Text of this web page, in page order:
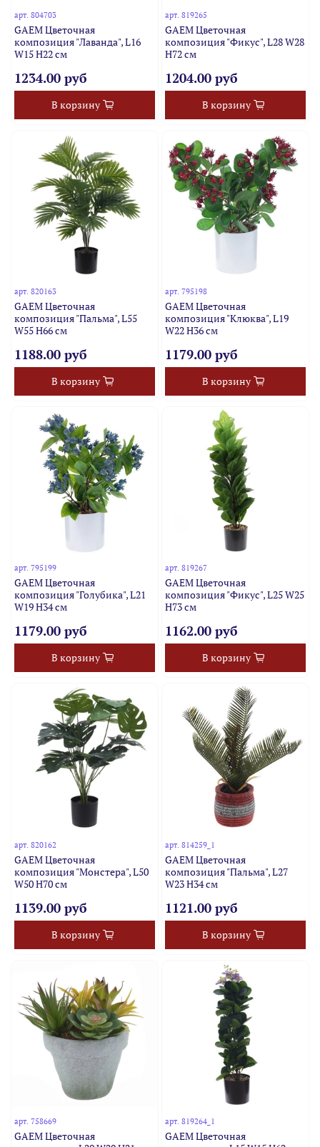
арт.804703
GAEM Цветочная
композиция "Лаванда", L16
W15 H22 см
1234.00 руб
В корзину
арт. 819265
GAEM Цветочная
композиция "Фикус", L28 W28
H72 см
1204.00 руб
В корзину
арт.820163
GAEM Цветочная
композиция "Пальма", L55
W55 H66 см
1188.00 руб
В корзину
арт. 795198
GAEM Цветочная
композиция "Клюква", L19
W22 H36 см
1179.00 руб
В корзину
арт.795199
GAEM Цветочная
композиция "Голубика", L21
W19 H34 см
1179.00 руб
В корзину
арт. 819267
GAEM Цветочная
композиция "Фикус", L25 W25
H73 см
1162.00 руб
В корзину
арт.820162
GAEM Цветочная
композиция "Монстера", L50
W50 H70 см
1139.00 руб
В корзину
арт. 814259_1
GAEM Цветочная
композиция "Пальма", L27
W23 H34 см
1121.00 руб
В корзину
арт.758669
GAEM Цветочная
арт. 819264_1
GAEM Цветочная